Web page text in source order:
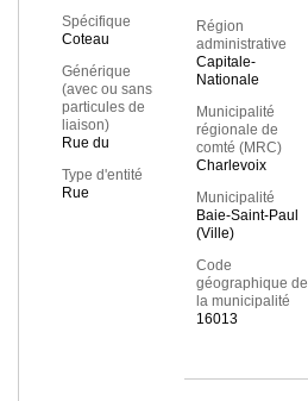
Spécifique
Coteau
Générique
(avec ou sans
particules de
liaison)
Rue du
Type d'entité
Rue
Région
administrative
Capitale-
Nationale
Municipalité
régionale de
comté (MRC)
Charlevoix
Municipalité
Baie-Saint-Paul
(Ville)
Code
géographique de
la municipalité
16013